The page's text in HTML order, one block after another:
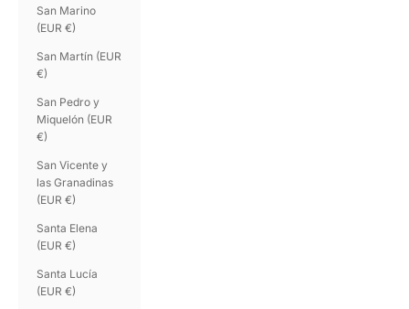
San Marino
(EUR €)
San Martín (EUR
€)
San Pedro y
Miquelón (EUR
€)
San Vicente y
las Granadinas
(EUR €)
Santa Elena
(EUR €)
Santa Lucía
(EUR €)